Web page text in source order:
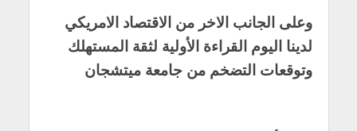
وعلى الجانب الاخر من الاقتصاد الامريكي
لدينا اليوم القراءة الأولية لثقة المستهلك
وتوقعات التضخم من جامعة ميتشجان